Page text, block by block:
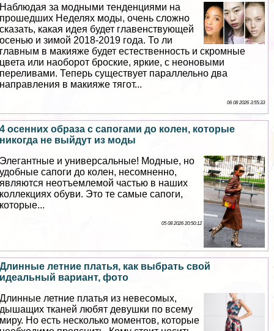
Наблюдая за модными тенденциями на
прошедших Неделях моды, очень сложно
сказать, какая идея будет главенствующей
осенью и зимой 2018-2019 года. То ли
главным в макияже будет естественность и скромные
цвета или наоборот броские, яркие, с неоновыми
переливами. Теперь существует параллельно два
направления в макияже тягот...
06 08 2026 3:55:33
4 осенних образа с сапогами до колен, которые
никогда не выйдут из моды
Элегантные и универсальные! Модные, но
удобные сапоги до колен, несомненно,
являются неотъемлемой частью в наших
коллекциях обуви. Это те самые сапоги,
которые...
05 08 2026 20:50:12
Длинные летние платья, как выбрать свой
идеальный вариант, фото
Длинные летние платья из невесомых,
дышащих тканей любят дeвyшки по всему
миру. Но есть несколько моментов, которые